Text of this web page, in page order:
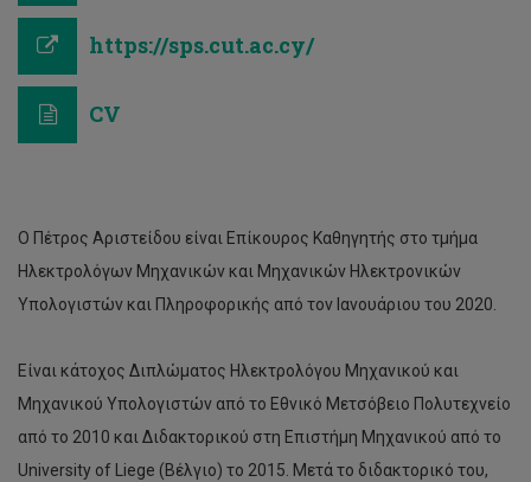
https://sps.cut.ac.cy/
CV
Ο Πέτρος Αριστείδου είναι Επίκουρος Καθηγητής στο τμήμα
Ηλεκτρολόγων Μηχανικών και Μηχανικών Ηλεκτρονικών
Υπολογιστών και Πληροφορικής από τον Ιανουάριου του 2020.
Είναι κάτοχος Διπλώματος Ηλεκτρολόγου Μηχανικού και
Μηχανικού Υπολογιστών από το Εθνικό Μετσόβειο Πολυτεχνείο
από το 2010 και Διδακτορικού στη Επιστήμη Μηχανικού από το
University of Liege (Βέλγιο) το 2015. Μετά το διδακτορικό του,